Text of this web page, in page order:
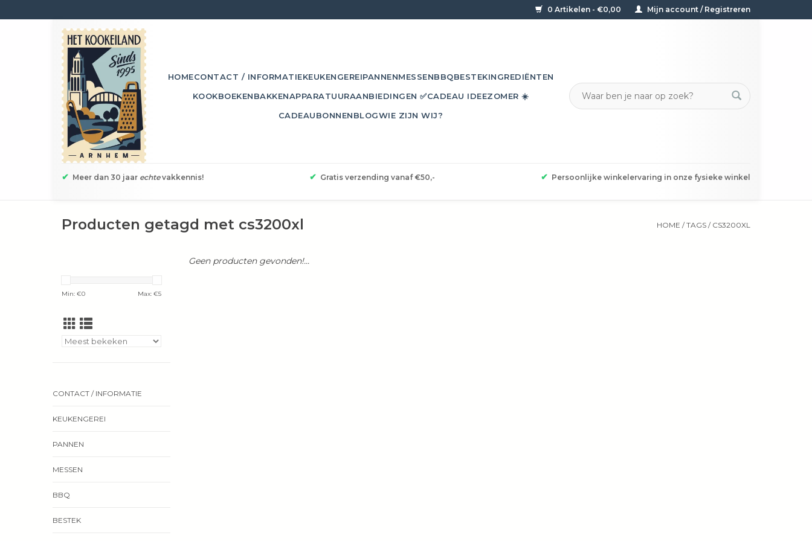
0 Artikelen - €0,00 Mijn account / Registreren
HOMECONTACT / INFORMATIEKEUKENGEREIPANNENMESSENBBQBESTEKINGREDIËNTEN
KOOKBOEKENBAKKENAPPARATUURAANBIEDINGEN ✅CADEAU IDEEZOMER ☀️
CADEAUBONNENBLOGWIE ZIJN WIJ?
✔ Meer dan 30 jaar echtevakkennis! ✔ Gratis verzending vanaf €50,- ✔ Persoonlijke winkelervaring in onze fysieke winkel
Producten getagd met cs3200xl HOME /TAGS / CS3200XL
Min: €0 Max: €5
CONTACT / INFORMATIE
KEUKENGEREI
PANNEN
MESSEN
BBQ
BESTEK
Geen producten gevonden!...